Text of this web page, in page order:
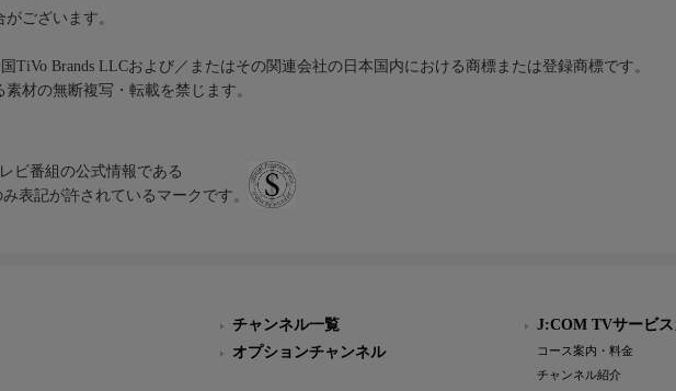
ございます。
TiVo Brands LLCおよび／またはその関連会社の日本国内における商標または登録商標です。
材の無断複写・転載を禁じます。
ビ番組の公式情報である
表記が許されているマークです。
チャンネル一覧
オプションチャンネル
J:COM TVサービス
コース案内・料金
チャンネル紹介